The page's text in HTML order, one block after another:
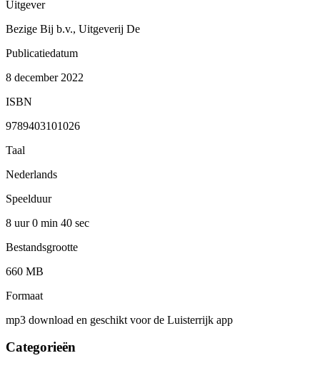
Uitgever
Bezige Bij b.v., Uitgeverij De
Publicatiedatum
8 december 2022
ISBN
9789403101026
Taal
Nederlands
Speelduur
8 uur 0 min 40 sec
Bestandsgrootte
660 MB
Formaat
mp3 download en geschikt voor de Luisterrijk app
Categorieën